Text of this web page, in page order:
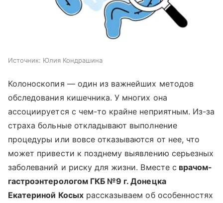
Источник: Юлия Кондрашина
Колоноскопия — один из важнейших методов
обследования кишечника. У многих она
ассоциируется с чем-то крайне неприятным. Из-за
страха больные откладывают выполнение
процедуры или вовсе отказываются от нее, что
может привести к позднему выявлению серьезных
заболеваний и риску для жизни. Вместе с врачом-
гастроэнтерологом ГКБ №9 г. Донецка
Екатериной Косыхрассказываем об особенностях